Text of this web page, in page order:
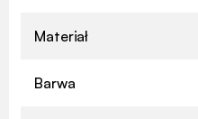
Materiał
Barwa